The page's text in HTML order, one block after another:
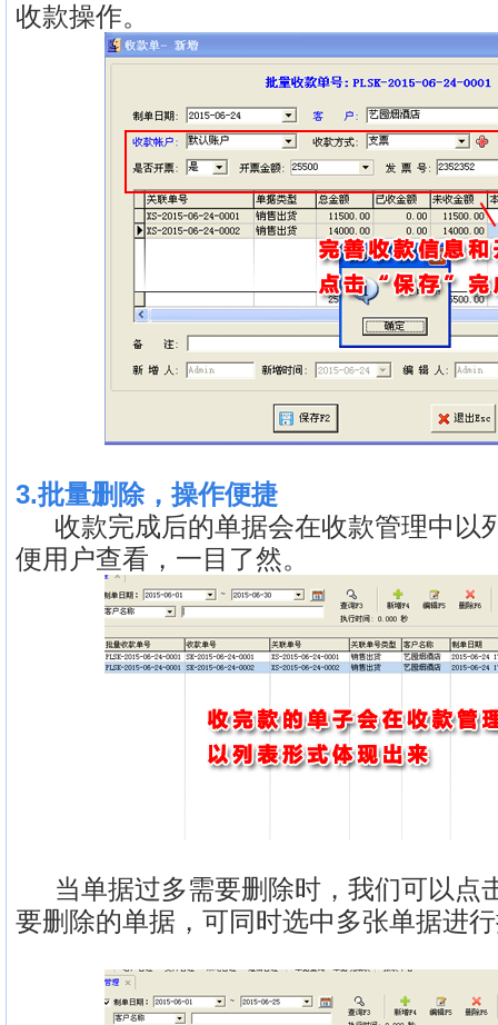
收款操作。
3.批量删除，操作便捷
收款完成后的单据会在收款管理中以
便用户查看，一目了然。
当单据过多需要删除时，我们可以点
要删除的单据，可同时选中多张单据进